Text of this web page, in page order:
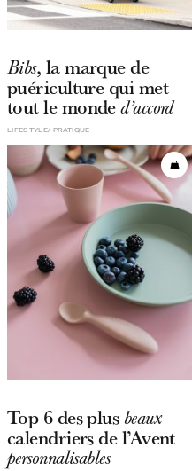
Bibs, la marque de
puériculture qui met
tout le monded’accord
LIFESTYLE PRATIQUE
Top 6 des plusbeaux
calendriers de l’Avent
personnalisables